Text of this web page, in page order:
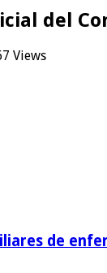
del
Views
de